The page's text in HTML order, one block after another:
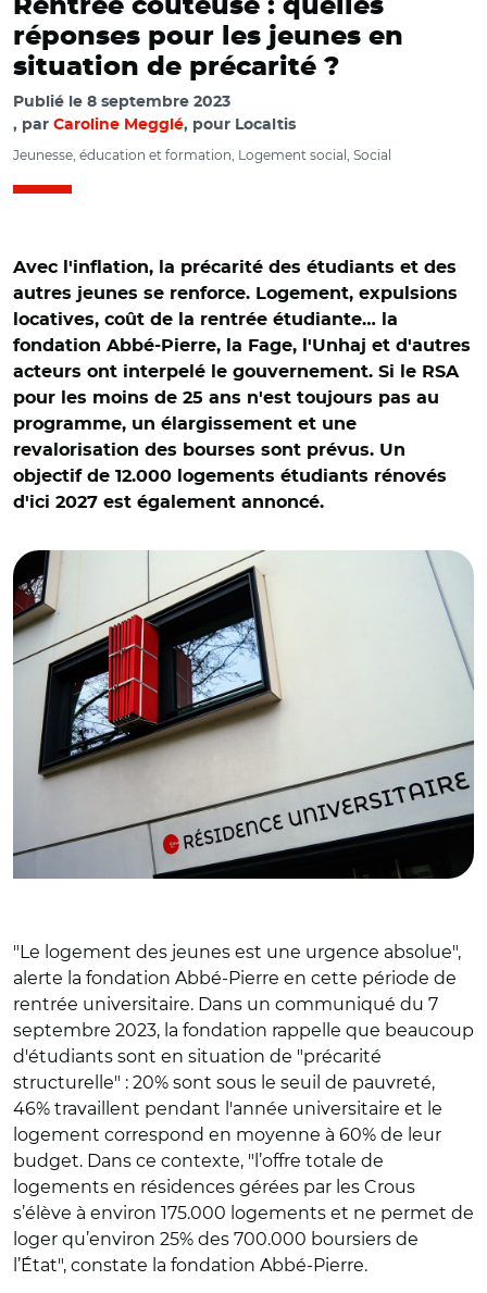
Rentrée coûteuse : quelles
réponses pour les jeunes en
situation de précarité ?
Publié le 8 septembre 2023
par Caroline Megglé, pour Localtis
Jeunesse, éducation et formation, Logement social, Social
Avec l'inflation, la précarité des étudiants et des
autres jeunes se renforce. Logement, expulsions
locatives, coût de la rentrée étudiante… la
fondation Abbé-Pierre, la Fage, l'Unhaj et d'autres
acteurs ont interpelé le gouvernement. Si le RSA
pour les moins de 25 ans n'est toujours pas au
programme, un élargissement et une
revalorisation des bourses sont prévus. Un
objectif de 12.000 logements étudiants rénovés
d'ici 2027 est également annoncé.
"Le logement des jeunes est une urgence absolue",
alerte la fondation Abbé-Pierre en cette période de
rentrée universitaire. Dans un communiqué du 7
septembre 2023, la fondation rappelle que beaucoup
d'étudiants sont en situation de "précarité
structurelle" : 20% sont sous le seuil de pauvreté,
46% travaillent pendant l'année universitaire et le
logement correspond en moyenne à 60% de leur
budget. Dans ce contexte, " l’offre totale de
logements en résidences gérées par les Crous
s’élève à environ 175.000 logements et ne permet de
loger qu’environ 25% des 700.000 boursiers de
l’État", constate la fondation Abbé-Pierre.